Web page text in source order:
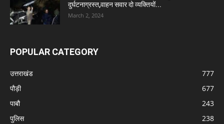
दुर्घटनाग्रस्त,वाहन सवार दो व्यक्तियों...
March 2, 2024
POPULAR CATEGORY
उत्तराखंड
777
पौड़ी
677
पाबौ
243
पुलिस
238